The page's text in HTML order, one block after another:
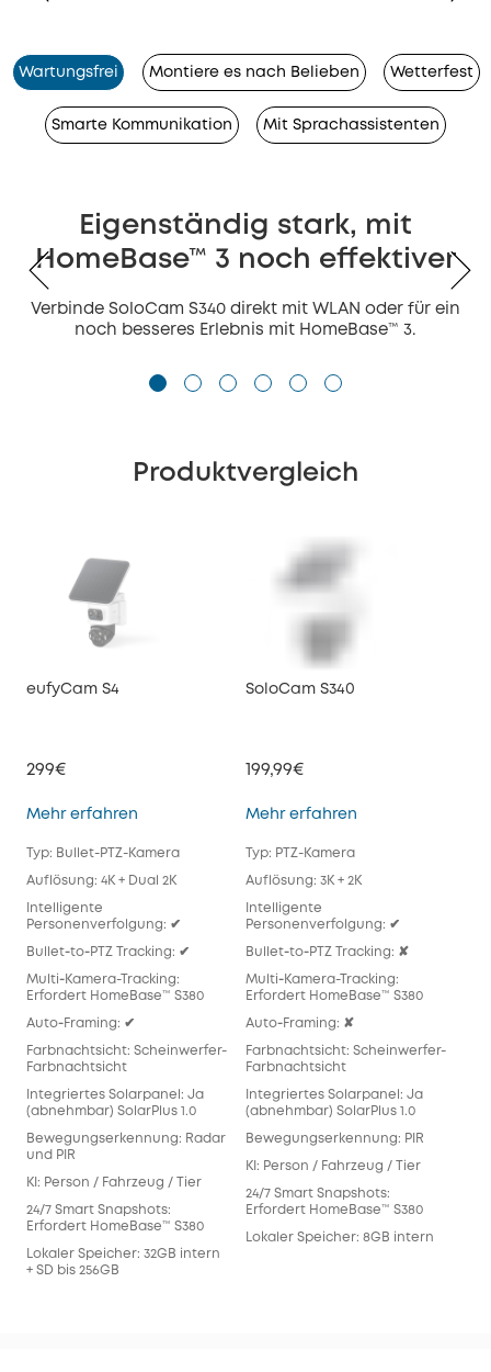
Wartungsfrei Montiere es nach Belieben Wetterfest
Smarte Kommunikation Mit Sprachassistenten
Eigenständig stark, mit
HomeBase™ 3 noch effektiver
Verbinde SoloCam S340 direkt mit WLAN oder für ein
noch besseres Erlebnis mit HomeBase™ 3.
Produktvergleich
eufyCam S4
299€
Mehr erfahren
Typ: Bullet-PTZ-Kamera
Auflösung: 4K + Dual 2K
Intelligente
Personenverfolgung: ✔
Bullet‑to‑PTZ Tracking: ✔
Multi‑Kamera-Tracking:
Erfordert HomeBase™ S380
Auto‑Framing: ✔
Farbnachtsicht: Scheinwerfer-
Farbnachtsicht
Integriertes Solarpanel: Ja
(abnehmbar) SolarPlus 1.0
Bewegungserkennung: Radar
und PIR
KI: Person / Fahrzeug / Tier
24/7 Smart Snapshots:
Erfordert HomeBase™ S380
Lokaler Speicher: 32GB intern
+ SD bis 256GB
SoloCam S340
199,99€
Mehr erfahren
Typ: PTZ-Kamera
Auflösung: 3K + 2K
Intelligente
Personenverfolgung: ✔
Bullet‑to‑PTZ Tracking: ✘
Multi‑Kamera-Tracking:
Erfordert HomeBase™ S380
Auto‑Framing: ✘
Farbnachtsicht: Scheinwerfer-
Farbnachtsicht
Integriertes Solarpanel: Ja
(abnehmbar) SolarPlus 1.0
Bewegungserkennung: PIR
KI: Person / Fahrzeug / Tier
24/7 Smart Snapshots:
Erfordert HomeBase™ S380
Lokaler Speicher: 8GB intern